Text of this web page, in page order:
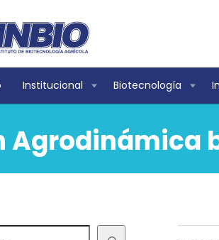
Institucional Biotecnología
Agrodinámica